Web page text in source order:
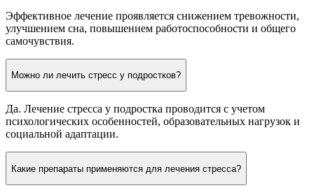
Эффективное лечение проявляется снижением тревожности,
улучшением сна, повышением работоспособности и общего
самочувствия.
Можно ли лечить стресс у подростков?
Да. Лечение стресса у подростка проводится с учетом
психологических особенностей, образовательных нагрузок и
социальной адаптации.
Какие препараты применяются для лечения стресса?